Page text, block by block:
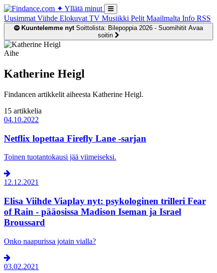
✦ Yllätä minut
Uusimmat Viihde Elokuvat TV Musiikki Pelit Maailmalta Info RSS
Kuuntelemme nyt Soittolista: Bilepoppia 2026 - Suomihitit Avaa
soitin
Aihe
Katherine Heigl
Findancen artikkelit aiheesta Katherine Heigl.
15 artikkelia
04.10.2022
Netflix lopettaa Firefly Lane -sarjan
Toinen tuotantokausi jää viimeiseksi.
12.12.2021
Elisa Viihde Viaplay nyt: psykologinen trilleri Fear
of Rain - pääosissa Madison Iseman ja Israel
Broussard
Onko naapurissa jotain vialla?
03.02.2021